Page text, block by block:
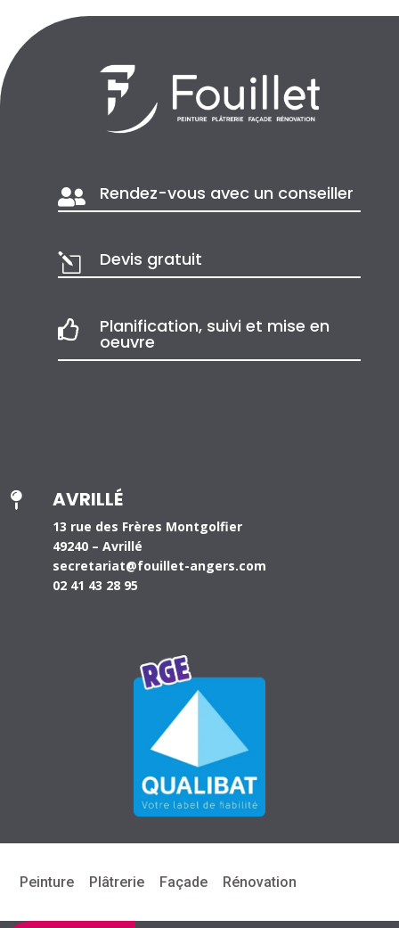
 Rendez-vous avec un conseiller
l Devis gratuit
 Planification, suivi et mise en
oeuvre
 AVRILLÉ
13 rue des Frères Montgolfier
49240 – Avrillé
secretariat@fouillet-angers.com
02 41 43 28 95
Peinture Plâtrerie Façade Rénovation